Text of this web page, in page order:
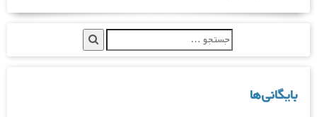
بایگانی‌ها